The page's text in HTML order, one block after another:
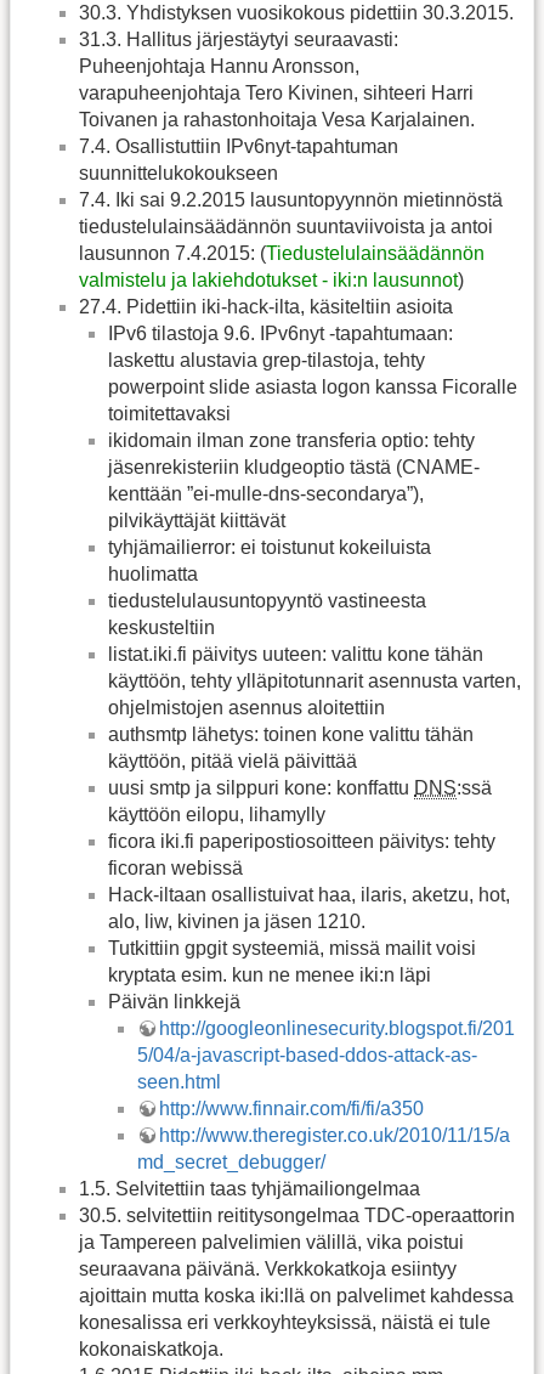
30.3. Yhdistyksen vuosikokous pidettiin 30.3.2015.
31.3. Hallitus järjestäytyi seuraavasti:
Puheenjohtaja Hannu Aronsson,
varapuheenjohtaja Tero Kivinen, sihteeri Harri
Toivanen ja rahastonhoitaja Vesa Karjalainen.
7.4. Osallistuttiin IPv6nyt-tapahtuman
suunnittelukokoukseen
7.4. Iki sai 9.2.2015 lausuntopyynnön mietinnöstä
tiedustelulainsäädännön suuntaviivoista ja antoi
lausunnon 7.4.2015: (Tiedustelulainsäädännön
valmistelu ja lakiehdotukset - iki:n lausunnot)
27.4. Pidettiin iki-hack-ilta, käsiteltiin asioita
IPv6 tilastoja 9.6. IPv6nyt -tapahtumaan:
laskettu alustavia grep-tilastoja, tehty
powerpoint slide asiasta logon kanssa Ficoralle
toimitettavaksi
ikidomain ilman zone transferia optio: tehty
jäsenrekisteriin kludgeoptio tästä (CNAME-
kenttään ”ei-mulle-dns-secondarya”),
pilvikäyttäjät kiittävät
tyhjämailierror: ei toistunut kokeiluista
huolimatta
tiedustelulausuntopyyntö vastineesta
keskusteltiin
listat.iki.fi päivitys uuteen: valittu kone tähän
käyttöön, tehty ylläpitotunnarit asennusta varten,
ohjelmistojen asennus aloitettiin
authsmtp lähetys: toinen kone valittu tähän
käyttöön, pitää vielä päivittää
uusi smtp ja silppuri kone: konffattu DNS:ssä
käyttöön eilopu, lihamylly
ficora iki.fi paperipostiosoitteen päivitys: tehty
ficoran webissä
Hack-iltaan osallistuivat haa, ilaris, aketzu, hot,
alo, liw, kivinen ja jäsen 1210.
Tutkittiin gpgit systeemiä, missä mailit voisi
kryptata esim. kun ne menee iki:n läpi
Päivän linkkejä
http://googleonlinesecurity.blogspot.fi/201
5/04/a-javascript-based-ddos-attack-as-
seen.html
http://www.finnair.com/fi/fi/a350
http://www.theregister.co.uk/2010/11/15/a
md_secret_debugger/
1.5. Selvitettiin taas tyhjämailiongelmaa
30.5. selvitettiin reititysongelmaa TDC-operaattorin
ja Tampereen palvelimien välillä, vika poistui
seuraavana päivänä. Verkkokatkoja esiintyy
ajoittain mutta koska iki:llä on palvelimet kahdessa
konesalissa eri verkkoyhteyksissä, näistä ei tule
kokonaiskatkoja.